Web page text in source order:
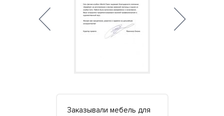
Заказывали мебель для